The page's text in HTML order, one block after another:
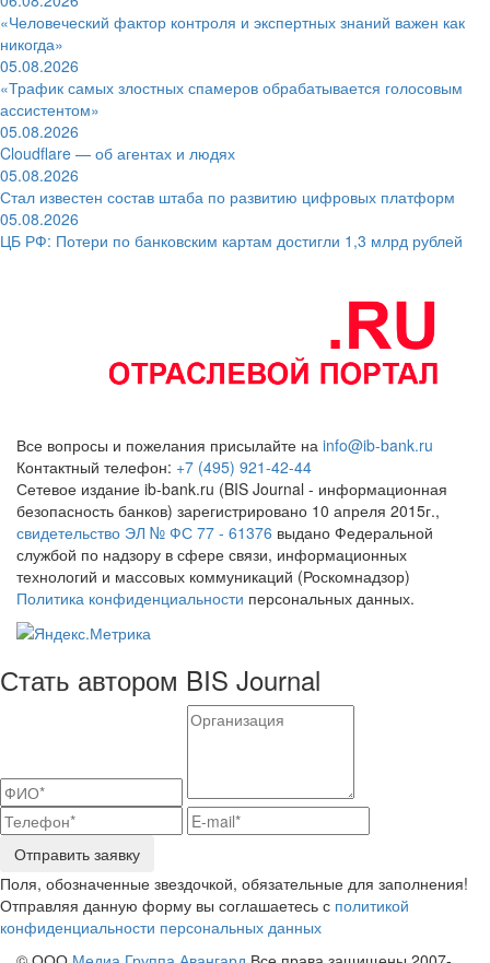
«Человеческий фактор контроля и экспертных знаний важен как
никогда»
05.08.2026
«Трафик самых злостных спамеров обрабатывается голосовым
ассистентом»
05.08.2026
Cloudflare — об агентах и людях
05.08.2026
Стал известен состав штаба по развитию цифровых платформ
05.08.2026
ЦБ РФ: Потери по банковским картам достигли 1,3 млрд рублей
Все вопросы и пожелания присылайте на info@ib-bank.ru
Контактный телефон: +7 (495) 921-42-44
Сетевое издание ib-bank.ru (BIS Journal - информационная
безопасность банков) зарегистрировано 10 апреля 2015г.,
свидетельство ЭЛ № ФС 77 - 61376 выдано Федеральной
службой по надзору в сфере связи, информационных
технологий и массовых коммуникаций (Роскомнадзор)
Политика конфиденциальности персональных данных.
Стать автором BIS Journal
Отправить заявку
Поля, обозначенные звездочкой, обязательные для заполнения!
Отправляя данную форму вы соглашаетесь с политикой
конфиденциальности персональных данных